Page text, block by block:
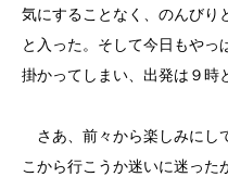
気にすることなく、のんびり
と入った。そして今日もやっ
掛かってしまい、出発は９時
さあ、前々から楽しみにし
こから行こうか迷いに迷った